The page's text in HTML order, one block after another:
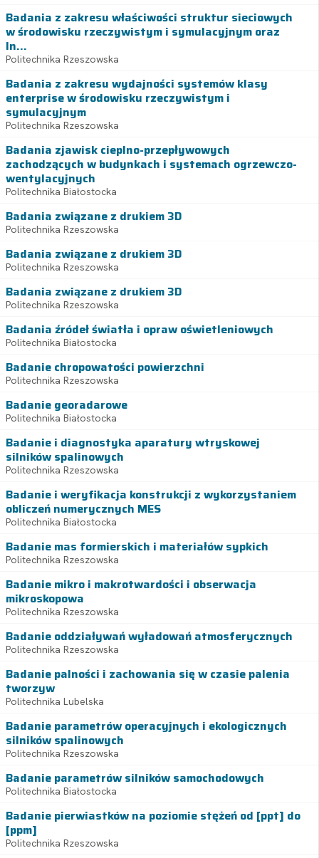
Badania z zakresu właściwości struktur sieciowych
w środowisku rzeczywistym i symulacyjnym oraz
In...
Politechnika Rzeszowska
Badania z zakresu wydajności systemów klasy
enterprise w środowisku rzeczywistym i
symulacyjnym
Politechnika Rzeszowska
Badania zjawisk cieplno-przepływowych
zachodzących w budynkach i systemach ogrzewczo-
wentylacyjnych
Politechnika Białostocka
Badania związane z drukiem 3D
Politechnika Rzeszowska
Badania związane z drukiem 3D
Politechnika Rzeszowska
Badania związane z drukiem 3D
Politechnika Rzeszowska
Badania źródeł światła i opraw oświetleniowych
Politechnika Białostocka
Badanie chropowatości powierzchni
Politechnika Rzeszowska
Badanie georadarowe
Politechnika Białostocka
Badanie i diagnostyka aparatury wtryskowej
silników spalinowych
Politechnika Rzeszowska
Badanie i weryfikacja konstrukcji z wykorzystaniem
obliczeń numerycznych MES
Politechnika Białostocka
Badanie mas formierskich i materiałów sypkich
Politechnika Rzeszowska
Badanie mikro i makrotwardości i obserwacja
mikroskopowa
Politechnika Rzeszowska
Badanie oddziaływań wyładowań atmosferycznych
Politechnika Rzeszowska
Badanie palności i zachowania się w czasie palenia
tworzyw
Politechnika Lubelska
Badanie parametrów operacyjnych i ekologicznych
silników spalinowych
Politechnika Rzeszowska
Badanie parametrów silników samochodowych
Politechnika Białostocka
Badanie pierwiastków na poziomie stężeń od [ppt] do
[ppm]
Politechnika Rzeszowska